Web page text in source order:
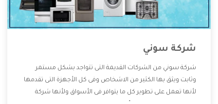
شركة سوني
شركة سوني من الشركات القديمة التى تتواجد بشكل مستمر
وثابت ويثق بها الكثير من الاشخاص وفى كل الأجهزة التى تقدمها
لأنها تعمل على تطوير كل ما يتوافر فى الأسواق ولأنها شركة